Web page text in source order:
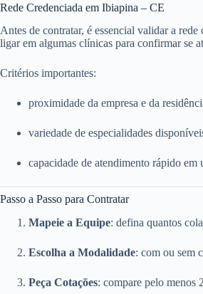
Rede Credenciada em Ibiapina – CE
Antes de contratar, é essencial validar a
ligar em algumas clínicas para confirmar se
Critérios importantes:
proximidade da empresa e da
variedade de especialidades
capacidade de atendimento rápido em
Passo a Passo para Contratar
Mapeie a Equipe: defina quantos
Escolha a Modalidade: com ou sem
Peça Cotações: compare pelo menos